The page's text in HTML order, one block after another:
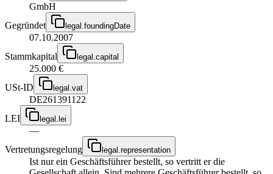
GmbH
Gegründet
legal.foundingDate
07.10.2007
Stammkapital
legal.capital
25.000 €
USt-ID
legal.vat
DE261391122
LEI
legal.lei
—
Vertretungsregelung
legal.representation
Ist nur ein Geschäftsführer bestellt, so vertritt er die